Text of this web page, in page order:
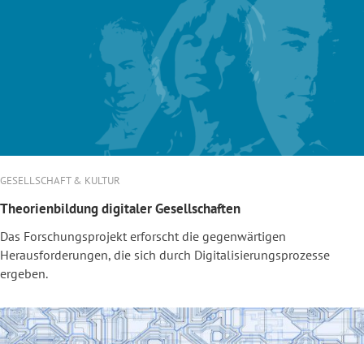
GESELLSCHAFT & KULTUR
Theorienbildung digitaler Gesellschaften
Das Forschungsprojekt erforscht die gegenwärtigen
Herausforderungen, die sich durch Digitalisierungsprozesse
ergeben.